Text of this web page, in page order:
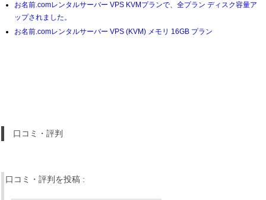
お名前.comレンタルサーバー VPS KVMプランで、全プラン ディスク容量ア
ップされました。
お名前.comレンタルサーバー VPS (KVM) メモリ 16GB プラン
口コミ・評判
口コミ・評判を投稿 :